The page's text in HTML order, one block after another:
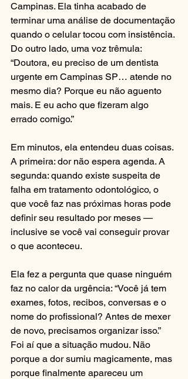
Campinas. Ela tinha acabado de
terminar uma análise de documentação
quando o celular tocou com insistência.
Do outro lado, uma voz trêmula:
“Doutora, eu preciso de um dentista
urgente em Campinas SP… atende no
mesmo dia? Porque eu não aguento
mais. E eu acho que fizeram algo
errado comigo.”
Em minutos, ela entendeu duas coisas.
A primeira: dor não espera agenda. A
segunda: quando existe suspeita de
falha em tratamento odontológico, o
que você faz nas próximas horas pode
definir seu resultado por meses —
inclusive se você vai conseguir provar
o que aconteceu.
Ela fez a pergunta que quase ninguém
faz no calor da urgência: “Você já tem
exames, fotos, recibos, conversas e o
nome do profissional? Antes de mexer
de novo, precisamos organizar isso.”
Foi aí que a situação mudou. Não
porque a dor sumiu magicamente, mas
porque finalmente apareceu um